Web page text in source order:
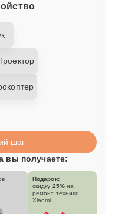
шаг
вы получаете:
Подарок:
скидку 25% на
ремонт техники
Xiaomi